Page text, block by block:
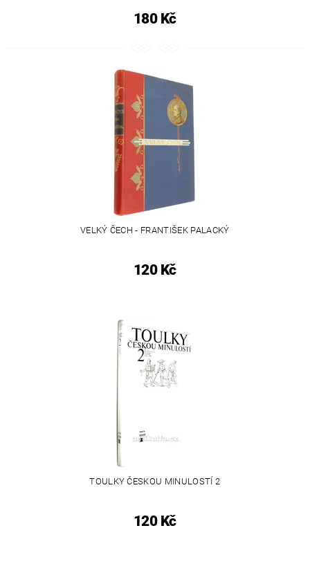
180 Kč
VELKÝ ČECH - FRANTIŠEK PALACKÝ
120 Kč
TOULKY ČESKOU MINULOSTÍ 2
120 Kč